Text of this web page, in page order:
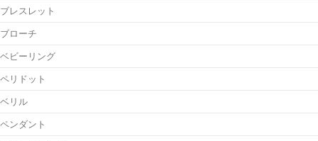
ブレスレット
ブローチ
ベビーリング
ペリドット
ベリル
ペンダント